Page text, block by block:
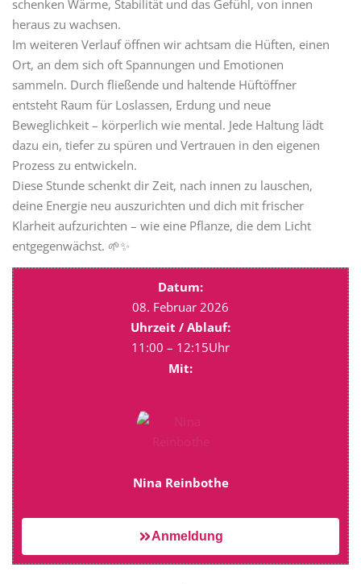
schenken Wärme, Stabilität und das Gefühl, von innen
heraus zu wachsen.
Im weiteren Verlauf öffnen wir achtsam die Hüften, einen
Ort, an dem sich oft Spannungen und Emotionen
sammeln. Durch fließende und haltende Hüftöffner
entsteht Raum für Loslassen, Erdung und neue
Beweglichkeit – körperlich wie mental. Jede Haltung lädt
dazu ein, tiefer zu spüren und Vertrauen in den eigenen
Prozess zu entwickeln.
Diese Stunde schenkt dir Zeit, nach innen zu lauschen,
deine Energie neu auszurichten und dich mit frischer
Klarheit aufzurichten – wie eine Pflanze, die dem Licht
entgegenwächst. 🌱✨
Datum:
08. Februar 2026
Uhrzeit / Ablauf:
11:00 – 12:15Uhr
Mit:
Nina Reinbothe
Anmeldung